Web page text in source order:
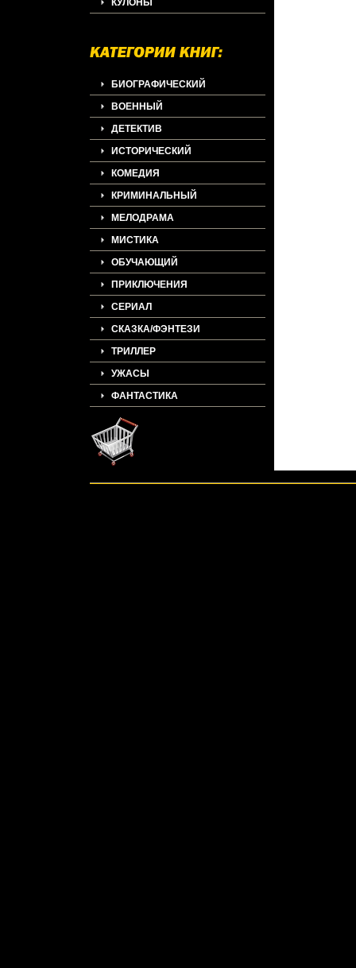
КУЛОНЫ
БИОГРАФИЧЕСКИЙ
ВОЕННЫЙ
ДЕТЕКТИВ
ИСТОРИЧЕСКИЙ
КОМЕДИЯ
КРИМИНАЛЬНЫЙ
МЕЛОДРАМА
МИСТИКА
ОБУЧАЮЩИЙ
ПРИКЛЮЧЕНИЯ
СЕРИАЛ
СКАЗКА/ФЭНТЕЗИ
ТРИЛЛЕР
УЖАСЫ
ФАНТАСТИКА